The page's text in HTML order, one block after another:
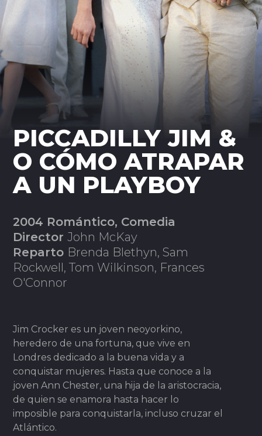
PICCADILLY JIM &
O CÓMO ATRAPAR
A UN PLAYBOY
2004 Romántico, Comedia
DirectorJohn McKay
Reparto Brenda Blethyn, Sam
Rockwell, Tom Wilkinson, Frances
O'Connor
Jim Crocker es un joven neoyorkino,
heredero de una fortuna, que vive en
Londres dedicado a la buena vida y a
conquistar mujeres. Hasta que conoce a la
joven Ann Chester, una hija de la aristocracia,
de quien se enamora hasta hacer lo
imposible para conquistarla, incluso cruzar el
Atlántico.